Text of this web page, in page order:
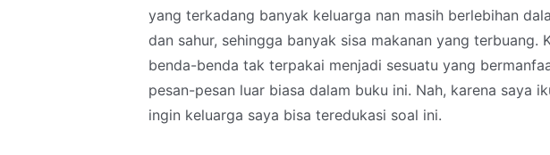
yang terkadang banyak keluarga nan masih berlebihan
dan sahur, sehingga banyak sisa makanan yang terbuang.
benda-benda tak terpakai menjadi sesuatu yang
pesan-pesan luar biasa dalam buku ini. Nah, karena saya
ingin keluarga saya bisa teredukasi soal ini.